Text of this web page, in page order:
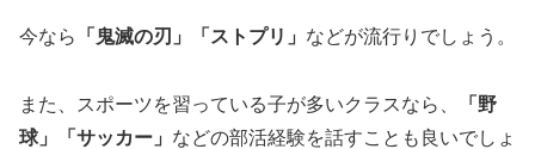
今なら 「鬼滅の刃」「ストプリ」 などが流行りでしょう。
また、スポーツを習っている子が多いクラスなら、
「野
球」「サッカー」 などの部活経験を話すことも良いでしょ